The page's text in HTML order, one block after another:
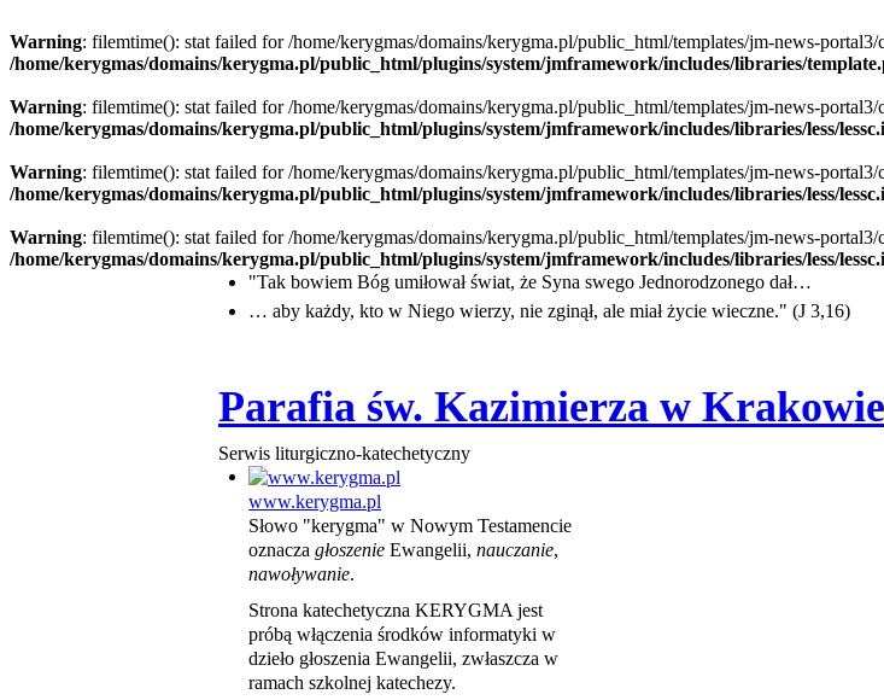
Warning: filemtime(): stat failed for /home/kerygmas/domains/kerygma.pl/public_html/templates/jm-news-portal3/
/home/kerygmas/domains/kerygma.pl/public_html/plugins/system/jmframework/includes/libraries/
Warning: filemtime(): stat failed for /home/kerygmas/domains/kerygma.pl/public_html/templates/jm-news-portal3/
/home/kerygmas/domains/kerygma.pl/public_html/plugins/system/jmframework/includes/libraries/less/
Warning: filemtime(): stat failed for /home/kerygmas/domains/kerygma.pl/public_html/templates/jm-news-portal3/
/home/kerygmas/domains/kerygma.pl/public_html/plugins/system/jmframework/includes/libraries/less/
Warning: filemtime(): stat failed for /home/kerygmas/domains/kerygma.pl/public_html/templates/jm-news-portal3/
/home/kerygmas/domains/kerygma.pl/public_html/plugins/system/jmframework/includes/libraries/less/
"Tak bowiem Bóg umiłował świat, że Syna swego Jednorodzonego dał…
… aby każdy, kto w Niego wierzy, nie zginął, ale miał życie wieczne." (J 3,16)
Parafia św. Kazimierza w Krakowie
Serwis liturgiczno-katechetyczny
www.kerygma.pl
Słowo "kerygma" w Nowym Testamencie
oznacza głoszenie Ewangelii, nauczanie,
nawoływanie.
Strona katechetyczna KERYGMA jest
próbą włączenia środków informatyki w
dzieło głoszenia Ewangelii, zwłaszcza w
ramach szkolnej katechezy.